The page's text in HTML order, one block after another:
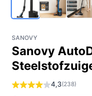
SANOVY
Sanovy
4,3(238)